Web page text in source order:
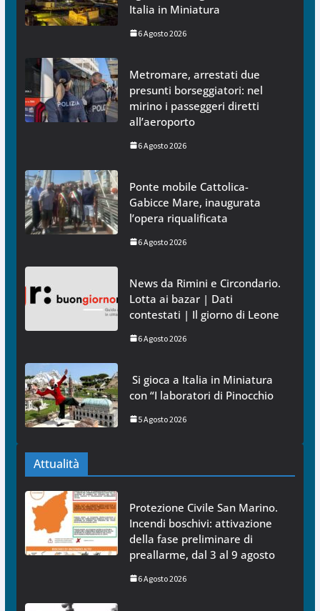
Italia in Miniatura
6 Agosto 2026
Metromare, arrestati due
presunti borseggiatori: nel
mirino i passeggeri diretti
all’aeroporto
6 Agosto 2026
Ponte mobile Cattolica-
Gabicce Mare, inaugurata
l’opera riqualificata
6 Agosto 2026
News da Rimini e Circondario.
Lotta ai bazar | Dati
contestati | Il giorno di Leone
6 Agosto 2026
Si gioca a Italia in Miniatura
con “I laboratori di Pinocchio
5 Agosto 2026
Attualità
Protezione Civile San Marino.
Incendi boschivi: attivazione
della fase preliminare di
preallarme, dal 3 al 9 agosto
6 Agosto 2026